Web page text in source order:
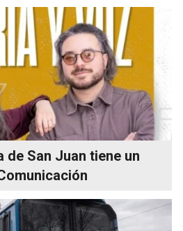
de San Juan tiene un